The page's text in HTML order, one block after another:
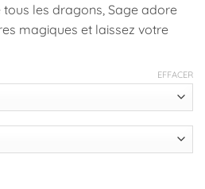
les dragons, Sage adore
magiques et laissez votre
EFFACER